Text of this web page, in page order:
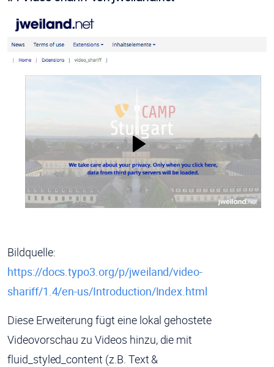
Bildquelle:
https://docs.typo3.org/p/jweiland/video-
shariff/1.4/en-us/Introduction/Index.html
Diese Erweiterung fügt eine lokal gehostete
Videovorschau zu Videos hinzu, die mit
fluid_styled_content (z.B. Text &